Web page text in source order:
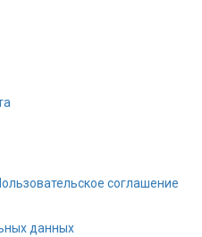
соглашение
данных